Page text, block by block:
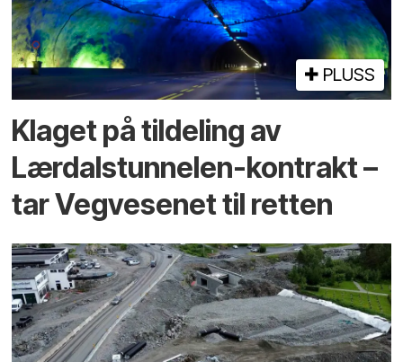
PLUSS
Klaget på tildeling av
Lærdalstunnelen-kontrakt –
tar Vegvesenet til retten